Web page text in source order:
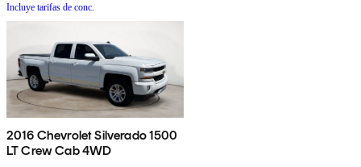
Incluye tarifas de conc.
2016 Chevrolet Silverado 1500
LT Crew Cab 4WD